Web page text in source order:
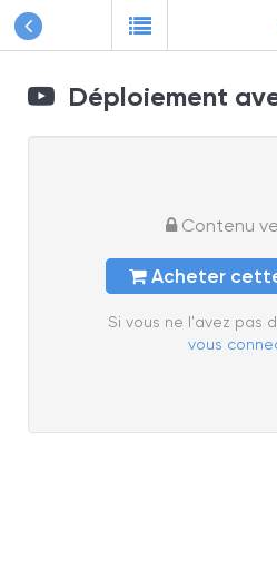
Déploiement
Contenu
Acheter
Si vous ne l'avez pas
vous